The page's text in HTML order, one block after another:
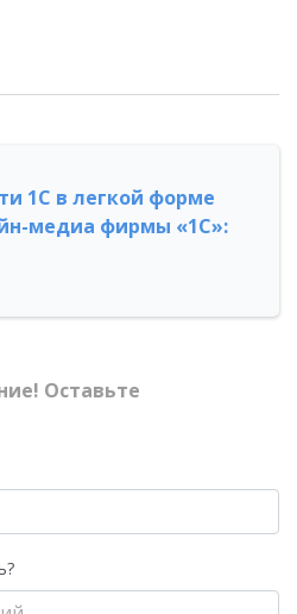
1С в легкой форме
медиа фирмы «1С»:
Оставьте